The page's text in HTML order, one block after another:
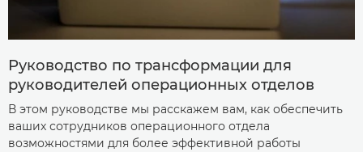
Руководство по трансформации для
руководителей операционных отделов
В этом руководстве мы расскажем вам, как обеспечить
ваших сотрудников операционного отдела
возможностями для более эффективной работы